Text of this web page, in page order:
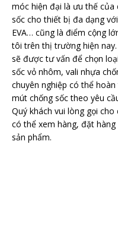
móc hiện đại là ưu thế của
sốc cho thiết bị đa dạng
EVA… cũng là điểm cộng
tôi trên thị trường hiện
sẽ được tư vấn để chọn
sốc vỏ nhôm, vali nhựa
chuyên nghiệp có thể
mút chống sốc theo yêu
Quý khách vui lòng gọi
có thể xem hàng, đặt
sản phẩm.